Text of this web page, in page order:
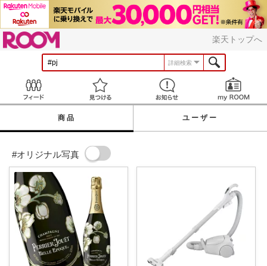
楽天トップへ
詳細検索
見つける お知らせ
商品 ユーザー
#オリジナル写真